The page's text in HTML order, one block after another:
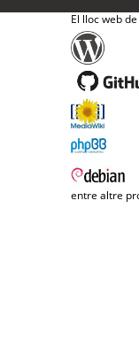
El lloc web
entre altre